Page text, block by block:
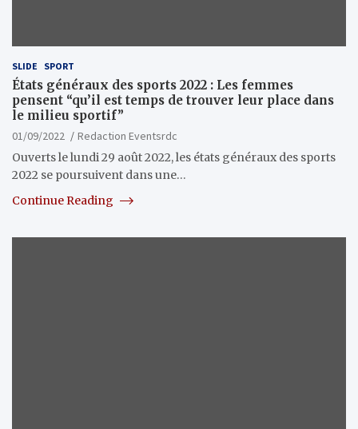
SLIDE SPORT
États généraux des sports 2022 : Les femmes
pensent “qu’il est temps de trouver leur place dans
le milieu sportif”
01/09/2022
Redaction Eventsrdc
Ouverts le lundi 29 août 2022, les états généraux des sports
2022 se poursuivent dans une…
Continue Reading